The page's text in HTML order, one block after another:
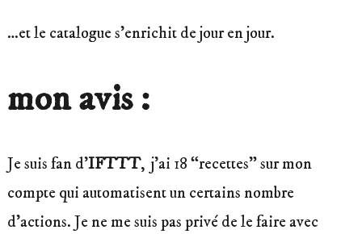
…et le catalogue s’enrichit de jour en jour.
mon avis :
Je suis fan d’IFTTT, j’ai 18 “recettes” sur mon
compte qui automatisent un certains nombre
d’actions. Je ne me suis pas privé de le faire avec